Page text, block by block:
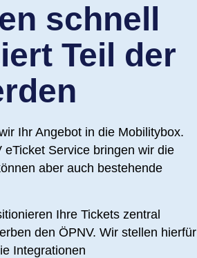
schnell
Teil der
Ihr Angebot in die Mobilitybox.
Service bringen wir die
aber auch bestehende
Ihre Tickets zentral
den ÖPNV. Wir stellen hierfür
Integrationen